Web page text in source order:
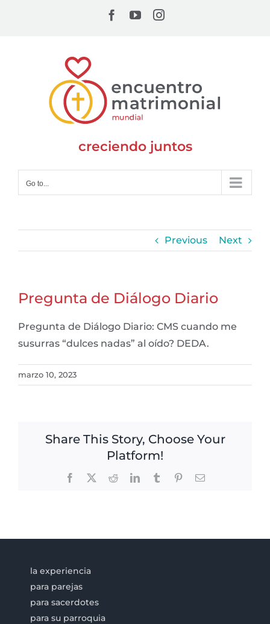
Facebook
YouTubeInstagram
creciendo juntos
Go to...
Previous Next
Pregunta de Diálogo Diario
Pregunta de Diálogo Diario: CMS cuando me
susurras “dulces nadas” al oído? DEDA.
marzo 10, 2023
Share This Story, Choose Your
Platform!
Facebook RedditLinkedInTumblr PinterestEmail
la experiencia
para parejas
para sacerdotes
para su parroquia